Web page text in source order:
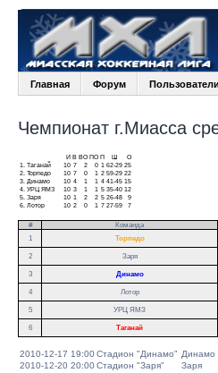
Главная Форум Пользователи
Чемпионат г.Миасса
И В ВО ПО П
О
1.
Таганай 10 7 2 0 1 62-29 25
2. Торпедо 10 7 0 1 2 59-29 22
3.
Динамо 10 4 1 1 4 41-45 15
4. УРЦ ЯМЗ 10 3 1 1 5 35-40 12
5. Заря 10 1 2 2 5 26-48
9
6. Лотор 10 2 0 1 7 27-59 7
# Команда
1
Торпедо
2
Заря
3
Динамо
4
Лотор
5
УРЦ ЯМЗ
6
Таганай
2010-12-17 19:00Стадион "Динамо" Динамо
2010-12-20 20:00Стадион "Заря" Заря